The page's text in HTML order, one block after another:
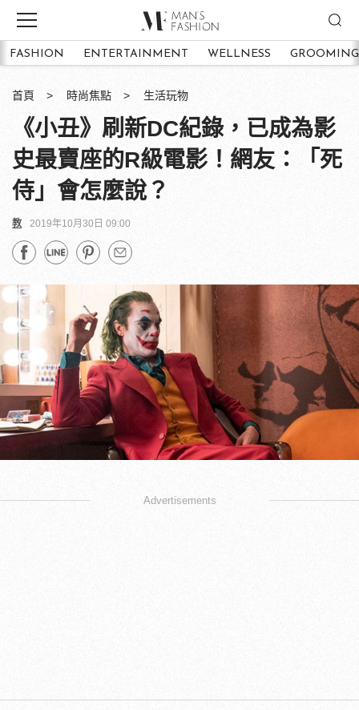
FASHION ENTERTAINMENT WELLNESS GROOMING
首頁 時尚焦點 生活玩物
《小丑》刷新DC紀錄，已成為影
史最賣座的R級電影！網友：「死
侍」會怎麼說？
教 2019年10月30日 09:00
Advertisements